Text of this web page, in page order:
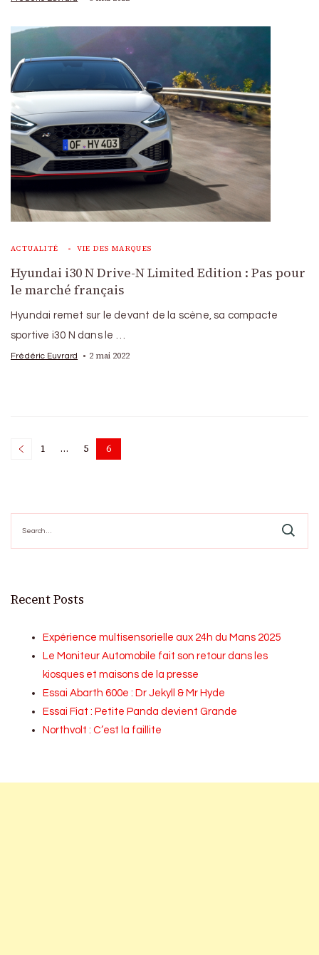
ACTUALITÉ VIE DES MARQUES
Hyundai i30 N Drive-N Limited Edition : Pas pour
le marché français
Hyundai remet sur le devant de la scène, sa compacte
sportive i30 N dans le …
Frédéric Euvrard 2 mai 2022
Posts
Page
1 … Page
5 Page
6
for:
Recent Posts
Expérience multisensorielle aux 24h du Mans 2025
Le Moniteur Automobile fait son retour dans les
kiosques et maisons de la presse
Essai Abarth 600e : Dr Jekyll & Mr Hyde
Essai Fiat : Petite Panda devient Grande
Northvolt : C’est la faillite